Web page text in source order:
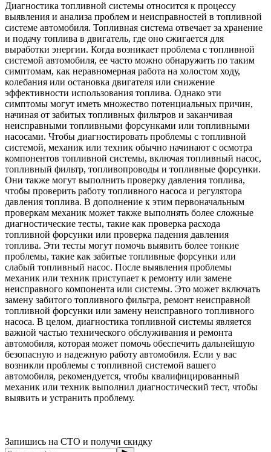
Диагностика топливной системы относится к процессу
выявления и анализа проблем и неисправностей в топливной
системе автомобиля. Топливная система отвечает за хранение
и подачу топлива в двигатель, где оно сжигается для
выработки энергии. Когда возникает проблема с топливной
системой автомобиля, ее часто можно обнаружить по таким
симптомам, как неравномерная работа на холостом ходу,
колебания или остановка двигателя или снижение
эффективности использования топлива. Однако эти
симптомы могут иметь множество потенциальных причин,
начиная от забитых топливных фильтров и заканчивая
неисправными топливными форсунками или топливными
насосами. Чтобы диагностировать проблемы с топливной
системой, механик или техник обычно начинают с осмотра
компонентов топливной системы, включая топливный насос,
топливный фильтр, топливопроводы и топливные форсунки.
Они также могут выполнить проверку давления топлива,
чтобы проверить работу топливного насоса и регулятора
давления топлива. В дополнение к этим первоначальным
проверкам механик может также выполнять более сложные
диагностические тесты, такие как проверка расхода
топливной форсунки или проверка падения давления
топлива. Эти тесты могут помочь выявить более тонкие
проблемы, такие как забитые топливные форсунки или
слабый топливный насос. После выявления проблемы
механик или техник приступает к ремонту или замене
неисправного компонента или системы. Это может включать
замену забитого топливного фильтра, ремонт неисправной
топливной форсунки или замену неисправного топливного
насоса. В целом, диагностика топливной системы является
важной частью технического обслуживания и ремонта
автомобиля, которая может помочь обеспечить дальнейшую
безопасную и надежную работу автомобиля. Если у вас
возникли проблемы с топливной системой вашего
автомобиля, рекомендуется, чтобы квалифицированный
механик или техник выполнил диагностический тест, чтобы
выявить и устранить проблему.
Запишись на СТО и получи скидку